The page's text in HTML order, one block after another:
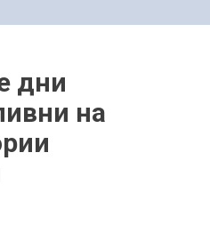
дни
на